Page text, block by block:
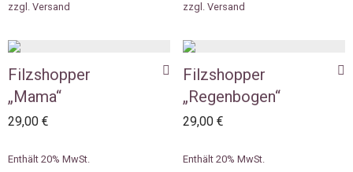
zzgl. Versand
zzgl. Versand
Filzshopper
„Mama“
29,00 €
Enthält 20% MwSt.
Filzshopper
„Regenbogen“
29,00 €
Enthält 20% MwSt.